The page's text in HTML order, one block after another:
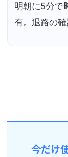
明朝に5分で
有。退路の
今だけ